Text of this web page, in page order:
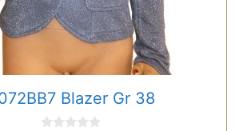
Blazer Gr 38